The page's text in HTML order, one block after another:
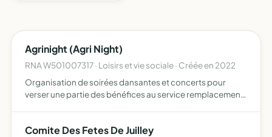
Agrinight (Agri Night)
RNA W501007317 · Loisirs et vie sociale · Créée en 2022
Organisation de soirées dansantes et concerts pour
verser une partie des bénéfices au service remplacement
Comite Des Fetes De Juilley